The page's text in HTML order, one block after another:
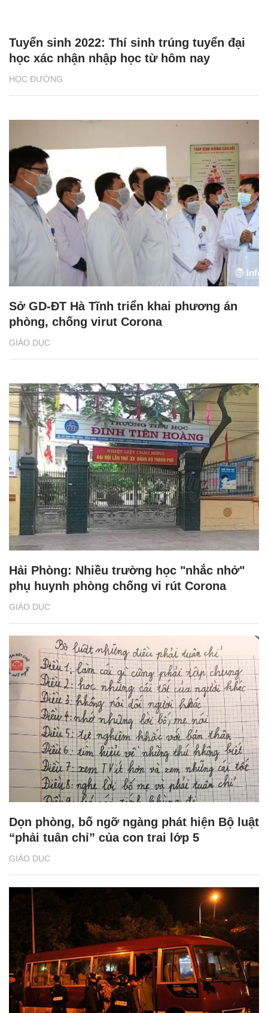
HỌC ĐƯỜNG
Tuyển sinh 2022: Thí sinh trúng tuyển đại
học xác nhận nhập học từ hôm nay
GIÁO DỤC
Sở GD-ĐT Hà Tĩnh triển khai phương án
phòng, chống virut Corona
GIÁO DỤC
Hải Phòng: Nhiều trường học "nhắc nhở"
phụ huynh phòng chống vi rút Corona
GIÁO DỤC
Dọn phòng, bố ngỡ ngàng phát hiện Bộ luật
“phải tuân chỉ” của con trai lớp 5